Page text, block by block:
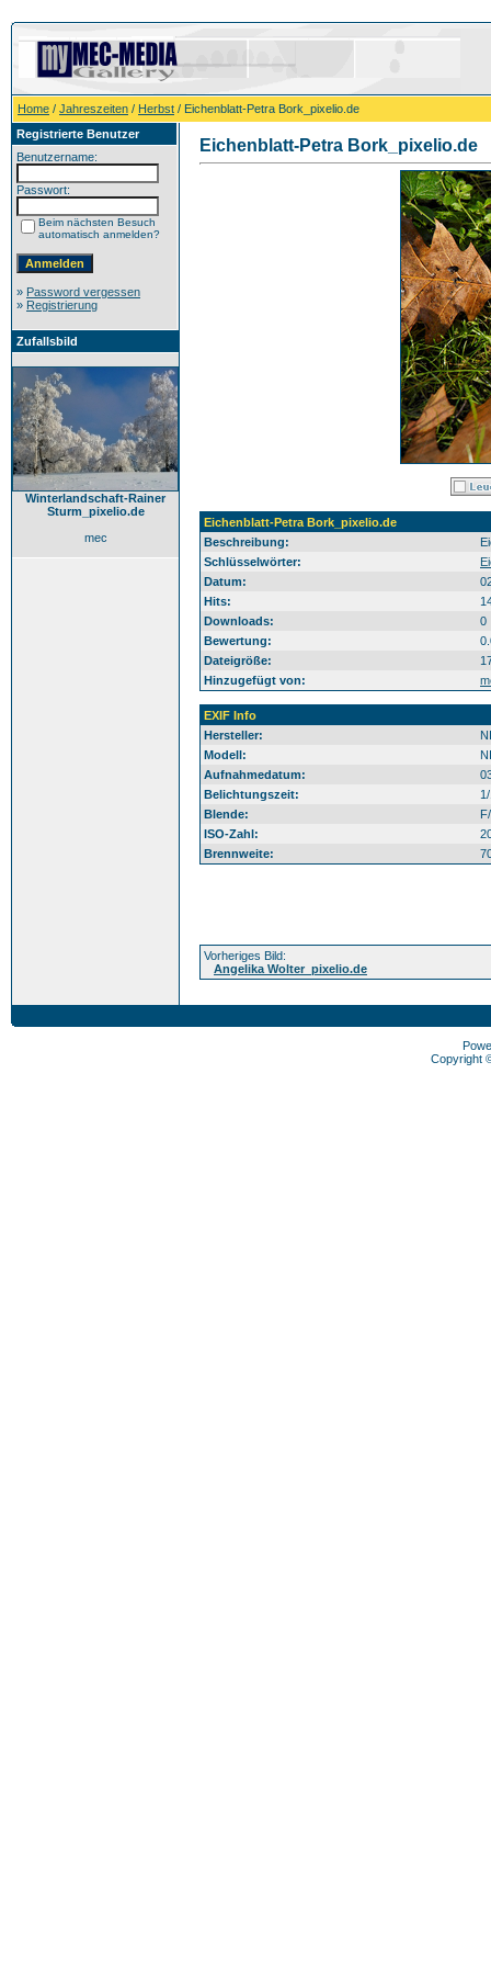
Home / Jahreszeiten / Herbst / Eichenblatt-Petra Bork_pixelio.de
Registrierte Benutzer
Benutzername:
Passwort:
Beim nächsten Besuch
automatisch anmelden?
» Password vergessen
» Registrierung
Zufallsbild
Winterlandschaft-Rainer
Sturm_pixelio.de
mec
Eichenblatt-Petra Bork_pixelio.de
Eichenblatt-Petra Bork_pixelio.de
Beschreibung:
Schlüsselwörter:
Datum:
Hits:
Downloads:
0
Bewertung:
Dateigröße:
Hinzugefügt von:
EXIF Info
Hersteller:
Modell:
Aufnahmedatum:
Belichtungszeit:
Blende:
ISO-Zahl:
Brennweite:
Vorheriges Bild:
Angelika Wolter_pixelio.de
Copyright